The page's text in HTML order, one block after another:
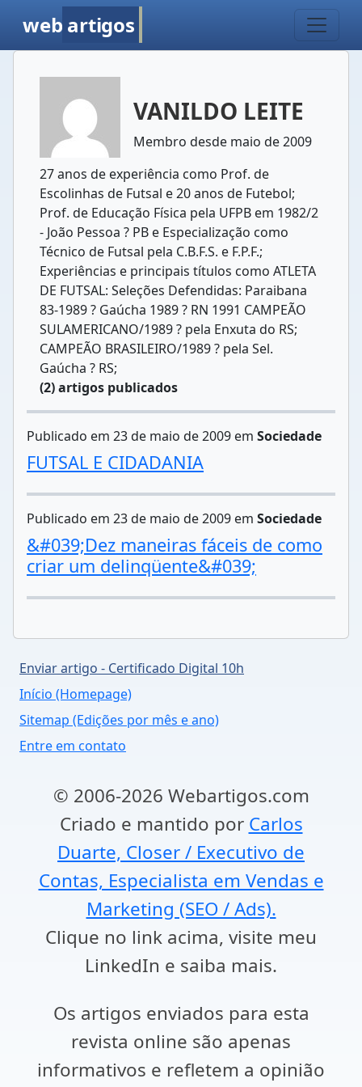
web artigos
VANILDO LEITE
Membro desde maio de 2009
27 anos de experiência como Prof. de
Escolinhas de Futsal e 20 anos de Futebol;
Prof. de Educação Física pela UFPB em 1982/2
- João Pessoa ? PB e Especialização como
Técnico de Futsal pela C.B.F.S. e F.P.F.;
Experiências e principais títulos como ATLETA
DE FUTSAL: Seleções Defendidas: Paraibana
83-1989 ? Gaúcha 1989 ? RN 1991 CAMPEÃO
SULAMERICANO/1989 ? pela Enxuta do RS;
CAMPEÃO BRASILEIRO/1989 ? pela Sel.
Gaúcha ? RS;
(2) artigos publicados
Publicado em 23 de maio de 2009 em Sociedade
FUTSAL E CIDADANIA
Publicado em 23 de maio de 2009 em Sociedade
&#039;Dez maneiras fáceis de como
criar um delinqüente&#039;
Enviar artigo - Certificado Digital 10h
Início (Homepage)
Sitemap (Edições por mês e ano)
Entre em contato
© 2006-2026 Webartigos.com
Criado e mantido por Carlos
Duarte, Closer / Executivo de
Contas, Especialista em Vendas e
Marketing (SEO / Ads).
Clique no link acima, visite meu
LinkedIn e saiba mais.
Os artigos enviados para esta
revista online são apenas
informativos e refletem a opinião